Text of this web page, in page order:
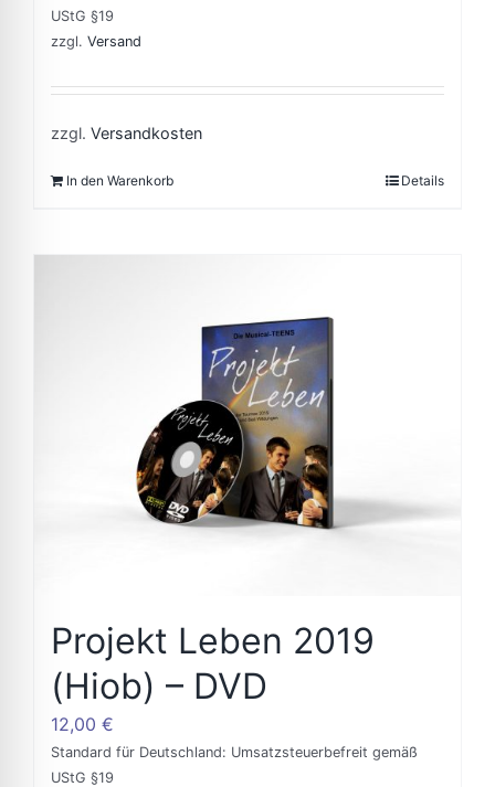
UStG §19
zzgl. Versand
zzgl. Versandkosten
In den Warenkorb Details
Projekt Leben 2019
(Hiob) – DVD
12,00 €
Standard für Deutschland: Umsatzsteuerbefreit gemäß
UStG §19